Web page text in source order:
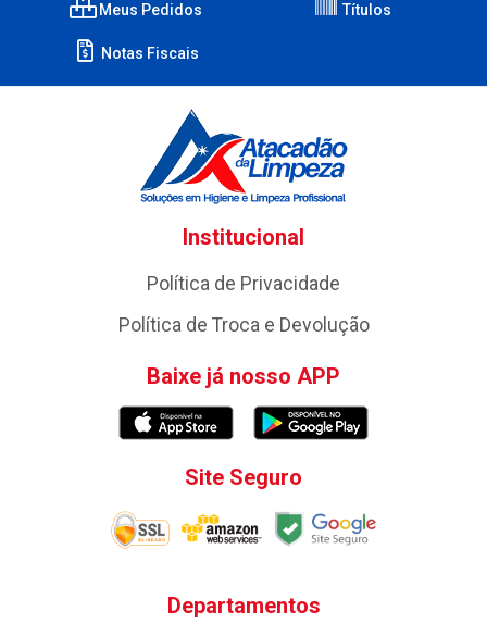
Meus Pedidos Títulos
Notas Fiscais
Institucional
Política de Privacidade
Política de Troca e Devolução
Baixe já nosso APP
Site Seguro
Departamentos